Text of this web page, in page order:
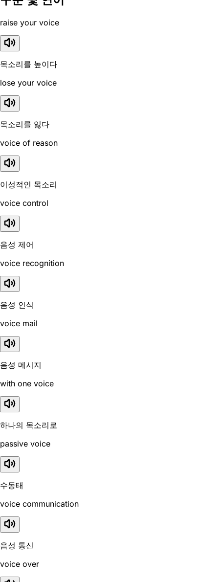
raise your voice
목소리를 높이다
lose your voice
목소리를 잃다
voice of reason
이성적인 목소리
voice control
음성 제어
voice recognition
음성 인식
voice mail
음성 메시지
with one voice
하나의 목소리로
passive voice
수동태
voice communication
음성 통신
voice over